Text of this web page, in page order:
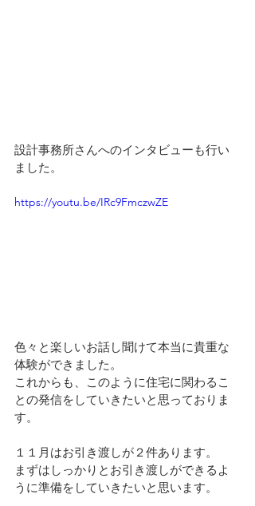
設計事務所さんへのインタビューも行い
ました。
https://youtu.be/IRc9FmczwZE
色々と楽しいお話し聞けて本当に貴重な
体験ができました。
これからも、このように住宅に関わるこ
との発信をしていきたいと思っておりま
す。
１１月はお引き渡しが２件あります。
まずはしっかりとお引き渡しができるよ
うに準備をしていきたいと思います。